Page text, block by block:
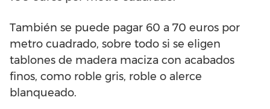
También se puede pagar 60 a 70 euros por
metro cuadrado, sobre todo si se eligen
tablones de madera maciza con acabados
finos, como roble gris, roble o alerce
blanqueado.